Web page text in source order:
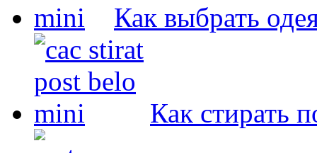
Как выбрать
Как стирать